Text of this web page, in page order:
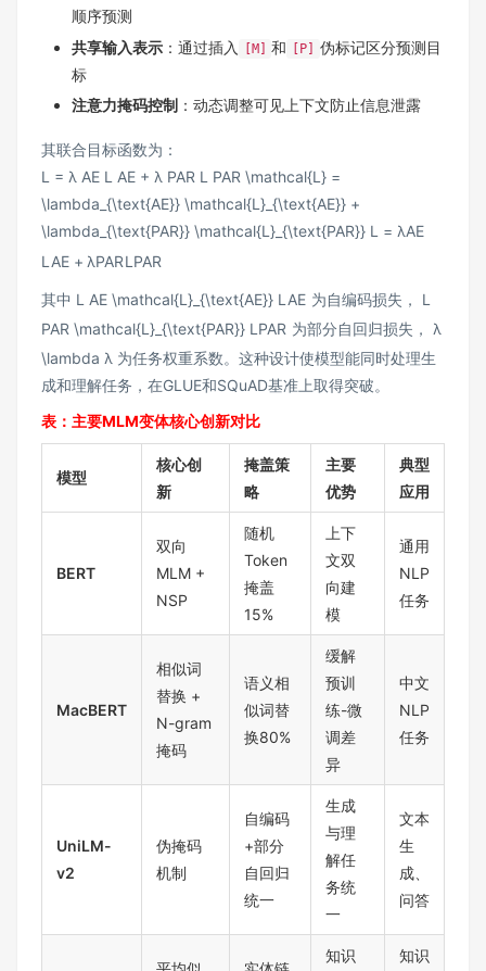
顺序预测
共享输入表示 ：通过插入 [M] 和 [P]
伪标记区分预测目
标
注意力掩码控制 ：动态调整可见上下文防止信息泄露
其联合目标函数为：
L = λ AE L AE + λ PAR L PAR \mathcal{L} =
\lambda_{\text{AE}} \mathcal{L}_{\text{AE}} +
\lambda_{\text{PAR}} \mathcal{L}_{\text{PAR}} L = λAE
L AE + λPARL PAR
其中 L AE \mathcal{L}_{\text{AE}} L AE 为自编码损失，
L
PAR \mathcal{L}_{\text{PAR}} L PAR 为部分自回归损失，
λ
\lambda λ 为任务权重系数。这种设计使模型能同时处理生
成和理解任务，在GLUE和SQuAD基准上取得突破。
表：主要MLM变体核心创新对比
模型
核心创
新
掩盖策
略
主要
优势
典型
应用
BERT
双向
MLM +
NSP
随机
Token
掩盖
15%
上下
文双
向建
模
通用
NLP
任务
MacBERT
相似词
替换 +
N-gram
掩码
语义相
似词替
换80%
缓解
预训
练-微
调差
异
中文
NLP
任务
UniLM-
v2
伪掩码
机制
自编码
+部分
自回归
统一
生成
与理
解任
务统
一
文本
生
成、
问答
知识
知识